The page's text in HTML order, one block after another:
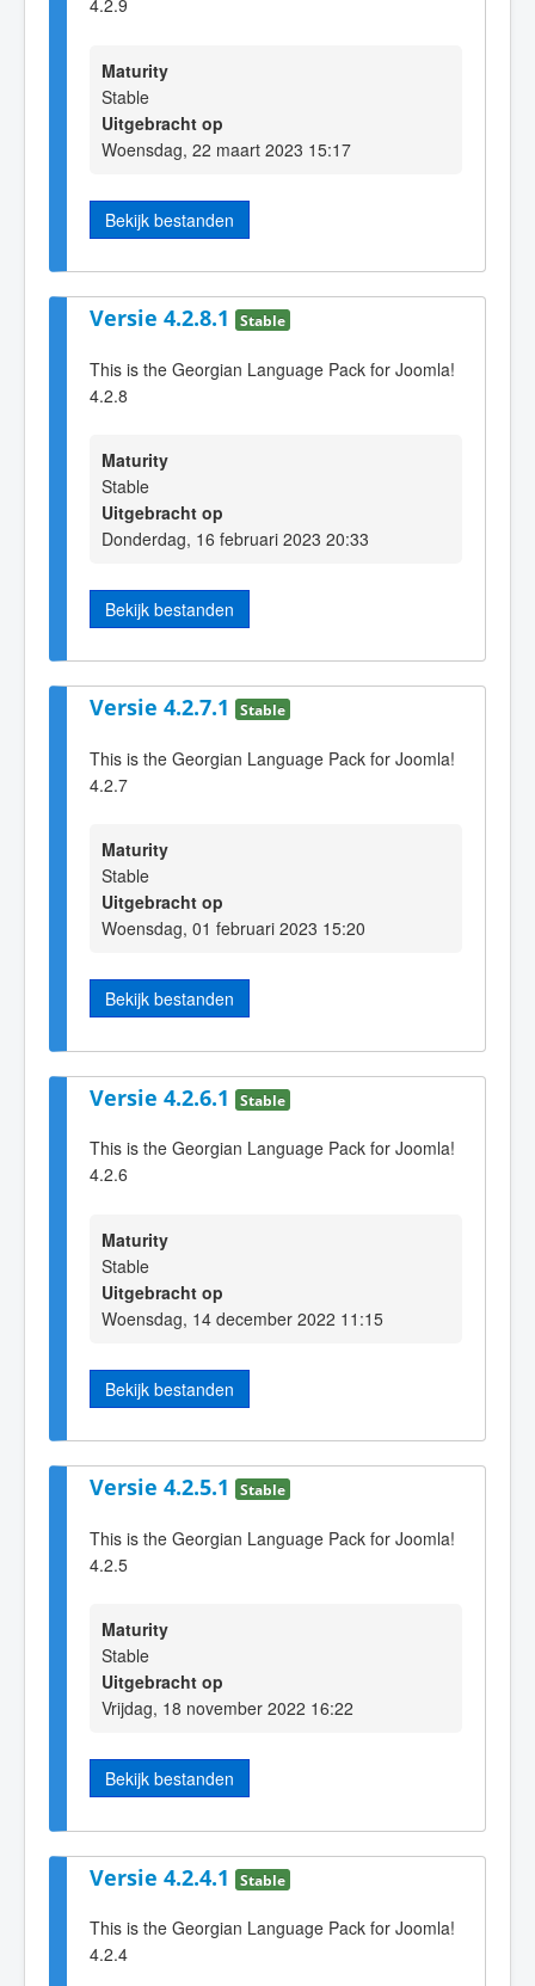
4.2.9
Maturity
Stable
Uitgebracht op
Woensdag, 22 maart 2023 15:17
Bekijk bestanden
Versie 4.2.8.1 Stable
This is the Georgian Language Pack for Joomla!
4.2.8
Maturity
Stable
Uitgebracht op
Donderdag, 16 februari 2023 20:33
Bekijk bestanden
Versie 4.2.7.1 Stable
This is the Georgian Language Pack for Joomla!
4.2.7
Maturity
Stable
Uitgebracht op
Woensdag, 01 februari 2023 15:20
Bekijk bestanden
Versie 4.2.6.1 Stable
This is the Georgian Language Pack for Joomla!
4.2.6
Maturity
Stable
Uitgebracht op
Woensdag, 14 december 2022 11:15
Bekijk bestanden
Versie 4.2.5.1 Stable
This is the Georgian Language Pack for Joomla!
4.2.5
Maturity
Stable
Uitgebracht op
Vrijdag, 18 november 2022 16:22
Bekijk bestanden
Versie 4.2.4.1 Stable
This is the Georgian Language Pack for Joomla!
4.2.4